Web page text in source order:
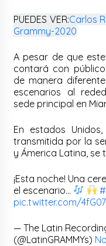
PUEDES VER:Carlos
Grammy-2020
A pesar de que
contará con
de manera
escenarios al
sede principal en
En estados Unidos,
transmitida por la
y Ámerica Latina,
¡Esta noche! Una
el escenario…
pic.twitter.com/
— The Latin
(@LatinGRAMMYs)